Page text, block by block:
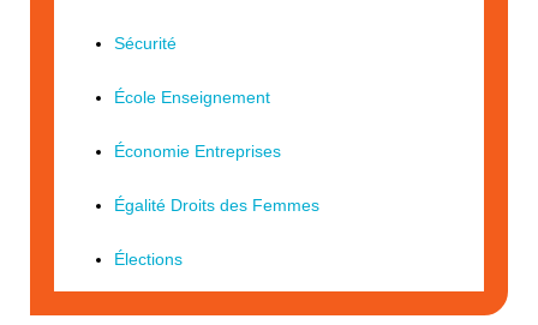
Sécurité
École Enseignement
Économie Entreprises
Égalité Droits des Femmes
Élections